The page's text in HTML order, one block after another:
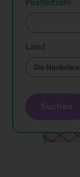
Postleitzahl
Land
Suchen